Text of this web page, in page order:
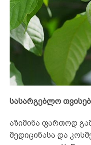
სასარგებლო
აზიმინა ფართოდ
მედიცინასა და